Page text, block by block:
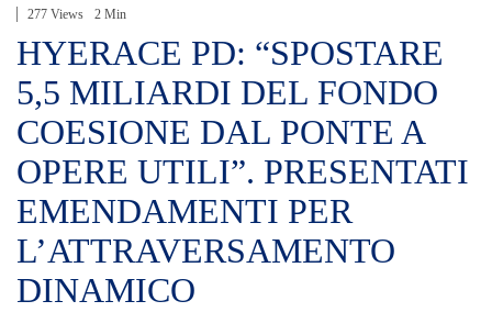
277 Views 2 Min
HYERACE PD: “SPOSTARE
5,5 MILIARDI DEL FONDO
COESIONE DAL PONTE A
OPERE UTILI”. PRESENTATI
EMENDAMENTI PER
L’ATTRAVERSAMENTO
DINAMICO